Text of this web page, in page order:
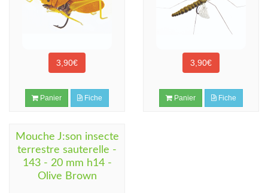
3,90€
Panier Fiche
3,90€
Panier Fiche
Mouche J:son insecte
terrestre sauterelle -
143 - 20 mm h14 -
Olive Brown